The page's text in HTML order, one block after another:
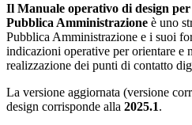
Il Manuale operativo di design
Pubblica Amministrazione è uno
Pubblica Amministrazione e i suoi
indicazioni operative per orientare e
realizzazione dei punti di contatto
La versione aggiornata (versione
design corrisponde alla 2025.1.